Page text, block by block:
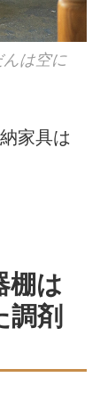
は空に
家具は
棚は
調剤